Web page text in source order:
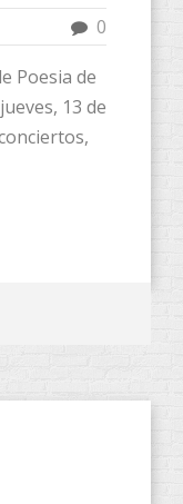
0
Poesia de
13 de